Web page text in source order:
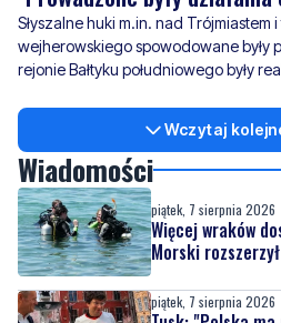
wojskowych statków powietrznych -
redakcją mjr Ewa Złotnicka, z
Operacyjnego Rodzajów Sił
Wczytaj
Wiadomości
piątek, 7 sierpnia 2026
Więcej wraków
Morski
piątek, 7 sierpnia 2026
Tusk: "Polska
Premier spotkał
aktorem